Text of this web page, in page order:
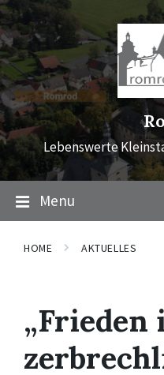
Skip
to
content
Skip
to
main
navigation
Skip
to
footer
Lebenswerte
Menu
HOME AKTUELLES
„Frieden